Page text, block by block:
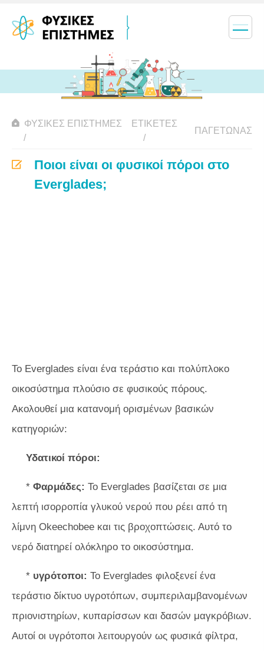
ΦΥΣΙΚΈΣ ΕΠΙΣΤΉΜΕΣ ΕΤΙΚΈΤΕΣ
ΠΑΓΕΤΏΝΑΣ
Ποιοι είναι οι φυσικοί πόροι στο
Everglades;
Το Everglades είναι ένα τεράστιο και πολύπλοκο
οικοσύστημα πλούσιο σε φυσικούς πόρους.
Ακολουθεί μια κατανομή ορισμένων βασικών
κατηγοριών:
Υδατικοί πόροι:
* Φαρμάδες: Το Everglades βασίζεται σε μια
λεπτή ισορροπία γλυκού νερού που ρέει από τη
λίμνη Okeechobee και τις βροχοπτώσεις. Αυτό το
νερό διατηρεί ολόκληρο το οικοσύστημα.
* υγρότοποι: Το Everglades φιλοξενεί ένα
τεράστιο δίκτυο υγροτόπων, συμπεριλαμβανομένων
πριονιστηρίων, κυπαρίσσων και δασών μαγκρόβιων.
Αυτοί οι υγρότοποι λειτουργούν ως φυσικά φίλτρα,